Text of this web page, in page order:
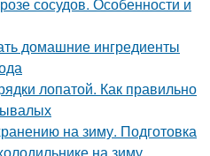
домашние ингредиенты
лопатой. Как правильно
на зиму. Подготовка